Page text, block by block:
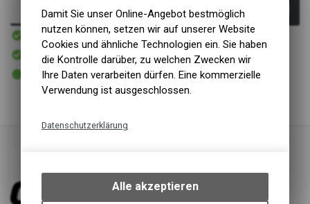
In den Warenkorb
Innerhalb von 1-2 Tagen
Versand
In Kürze abholbereit
Abholung alf cycling Showroom | ASP Werkstatt
2 - 5 Tage ab eigenem Lager
Abholung alf cycling Silberburgstraße
Damit Sie unser Online-Angebot bestmöglich
nutzen können, setzen wir auf unserer Website
Cookies und ähnliche Technologien ein. Sie haben
die Kontrolle darüber, zu welchen Zwecken wir
Ihre Daten verarbeiten dürfen. Eine kommerzielle
Verwendung ist ausgeschlossen.
Datenschutzerklärung
bestimmte Interaktionen und
Einstellungen auf Ihrem Gerät,
Alle akzeptieren